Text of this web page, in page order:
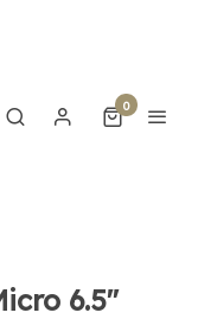
0
6.5"